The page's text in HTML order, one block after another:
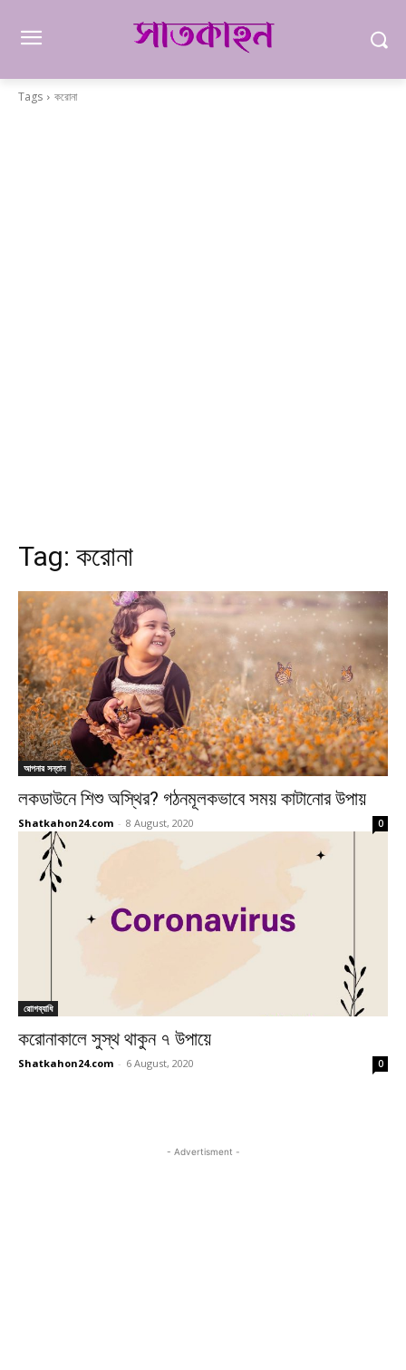
Tags করোনা
Tag: করোনা
আপনার সন্তান
লকডাউনে শিশু অস্থির? গঠনমূলকভাবে সময় কাটানোর উপায়
Shatkahon24.com - 8 August, 2020 0
রোাগব্যাধি
করোনাকালে সুস্থ থাকুন ৭ উপায়ে
Shatkahon24.com - 6 August, 2020 0
- Advertisment -